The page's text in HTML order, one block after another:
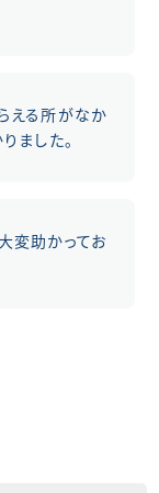
える所がなか
ました。
変助かってお